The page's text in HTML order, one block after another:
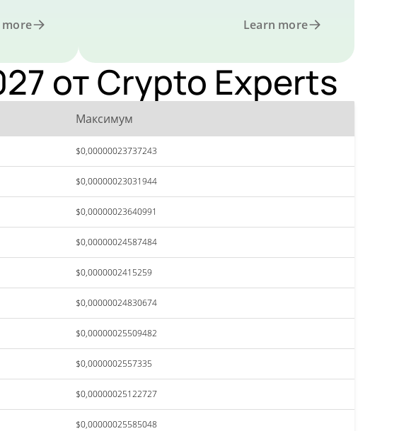
more Learn more
от Crypto Experts
Максимум
$0,00000023737243
$0,00000023031944
$0,00000023640991
$0,00000024587484
$0,0000002415259
$0,00000024830674
$0,00000025509482
$0,0000002557335
$0,00000025122727
$0,00000025585048